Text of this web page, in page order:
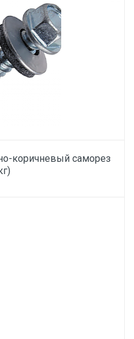
коричневый саморез